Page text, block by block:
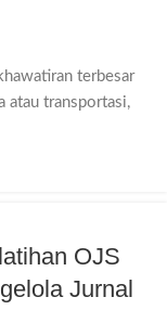
terbesar
atau transportasi,
OJS
Jurnal